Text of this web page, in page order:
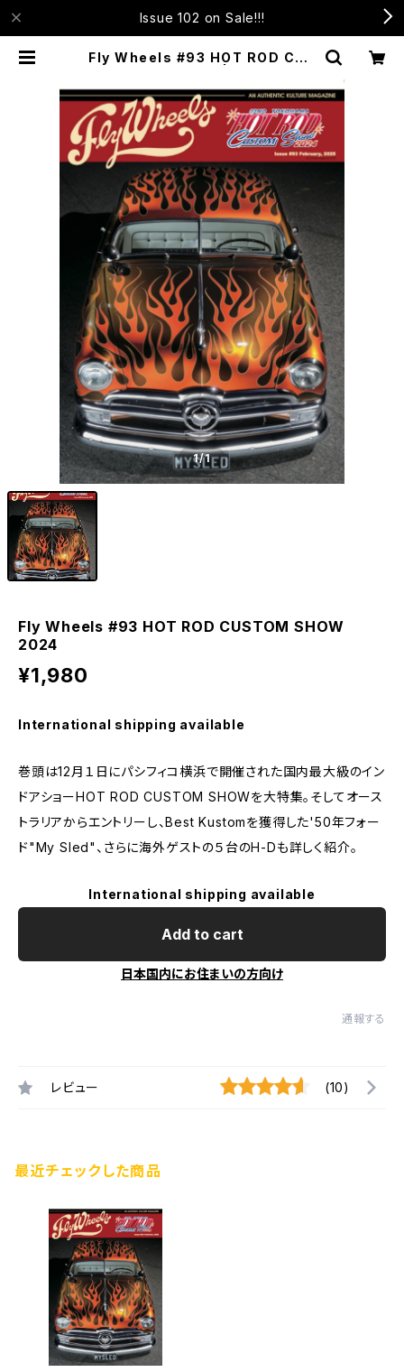
Issue 102 on Sale!!!
Fly Wheels #93 HOT ROD CUS
1/1
Fly Wheels #93 HOT ROD CUSTOM SHOW
2024
¥1,980
International shipping available
巻頭は12月１日にパシフィコ横浜で開催された国内最大級のイン
ドアショーHOT ROD CUSTOM SHOWを大特集。そしてオース
トラリアからエントリーし、Best Kustomを獲得した'50年フォー
ド"My Sled"、さらに海外ゲストの５台のH-Dも詳しく紹介。
International shipping available
Add to cart
日本国内にお住まいの方向け
通報する
レビュー (10)
最近チェックした商品